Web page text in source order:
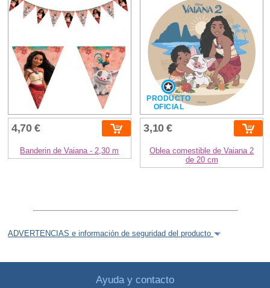
4,70 €
Banderin de Vaiana - 2,30 m
PRODUCTO
OFICIAL
3,10 €
Oblea comestible de Vaiana 2
de 20 cm
ADVERTENCIAS e información de seguridad del producto
Ayuda y contacto